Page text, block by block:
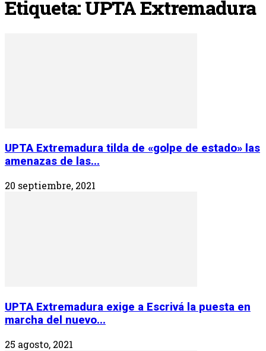
Etiqueta: UPTA Extremadura
UPTA Extremadura tilda de «golpe de estado» las
amenazas de las...
20 septiembre, 2021
UPTA Extremadura exige a Escrivá la puesta en
marcha del nuevo...
25 agosto, 2021